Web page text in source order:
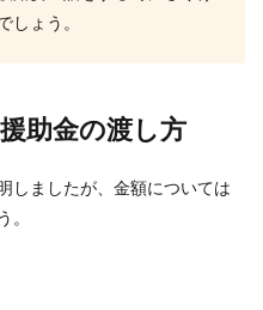
ための対処方法
...
しょう。
助金の渡し方
しましたが、金額については
。